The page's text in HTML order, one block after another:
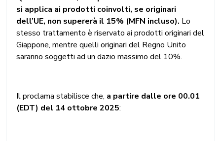
si applica ai prodotti coinvolti, se originari
dell’UE, non supererà il 15% (MFN incluso). Lo
stesso trattamento è riservato ai prodotti originari del
Giappone, mentre quelli originari del Regno Unito
saranno soggetti ad un dazio massimo del 10%.
Il proclama stabilisce che, a partire dalle ore 00.01
(EDT) del 14 ottobre 2025: